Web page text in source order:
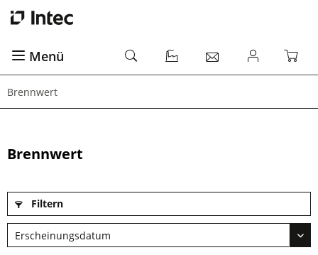
Menü
Brennwert
Brennwert
Filtern